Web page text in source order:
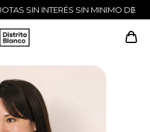
SIN MINIMO DE COMPRA